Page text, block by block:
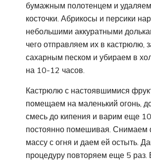
бумажным полотенцем и
косточки. Абрикосы и персики
небольшими аккуратными
чего отправляем их в кастрюлю,
сахарным песком и убираем в
на 10-12 часов.
Кастрюлю с настоявшимися
помещаем на маленький огонь,
смесь до кипения и варим еще
постоянно помешивая. Снимаем
массу с огня и даем ей остыть.
процедуру повторяем еще 5 раз.